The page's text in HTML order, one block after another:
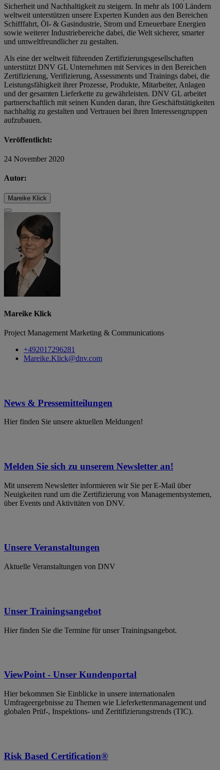
Sicherheit und Nachhaltigkeit zu steigern. In mehr als 100 Ländern
weltweit unterstützen unsere Experten Kunden aus den Bereichen
Schifffahrt, Öl- & Gasindustrie, Strom und Erneuerbare Energien
sowie weiterer Industriebereiche dabei, die Welt sicherer, smarter
und umweltfreundlicher zu gestalten.
Als eine der weltweit führenden Zertifizierungsgesellschaften
unterstützt DNV GL Unternehmen mit Services in den Bereichen
Zertifizierung, Verifizierung, Assessments und Trainings dabei, die
Leistungsfähigkeit ihrer Prozesse, Produkte, Mitarbeiter, Anlagen
und der gesamten Lieferkette zu gewährleisten. DNV GL arbeitet
partnerschaftlich mit seinen Kunden daran, ihre Geschäftstätigkeiten
nachhaltig zu gestalten und Vertrauen bei ihren Interessengruppen
aufzubauen.
Veröffentlicht:
24 November 2020
Autor:
Mareike Klick
Mareike Klick
Project Management Marketing & Communications
+492017296281
Mareike.Klick@dnv.com
News & Pressemitteilungen
Hier finden Sie unsere aktuellen Meldungen!
Melden Sie sich zu unserem Newsletter an!
Mit unserem Newsletter informieren wir Sie per E-Mail über
Neuigkeiten rund um die Zertifizierung von Managementsystemen,
über Events und Aktivitäten von DNV.
Unsere Veranstaltungen
Aktuelle Veranstaltungen von DNV
Unser Trainingsangebot
Hier finden Sie die Termine für unser Trainingsangebot.
ViewPoint - Unser Kundenportal
Hier bekommen Sie Einblicke in unsere internationalen
Umfrageergebnisse zu Themen wie Lieferkettenmanagement und
globalen Prüf-, Inspektions- und Zeritifizierungstrends (TIC).
Risk Based Certification®